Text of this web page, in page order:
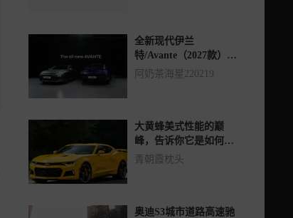
全新现代伊兰
特/Avante（2027款）抢
先看
阿奶茶海星220219
大黄蜂美式性能的巅
峰，告诉你它是如何重
新定义肌肉车的
青朝霞枕头
奥迪S3城市道路高速驰